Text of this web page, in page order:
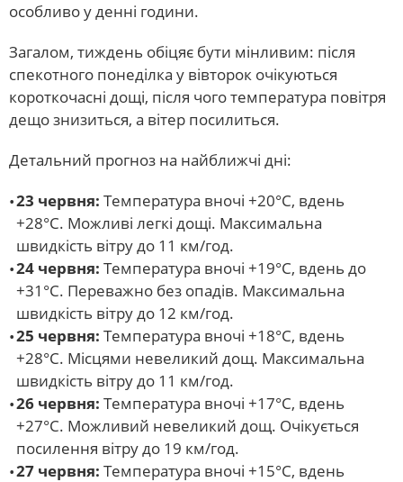
особливо у денні години.
Загалом, тиждень обіцяє бути мінливим: після
спекотного понеділка у вівторок очікуються
короткочасні дощі, після чого температура повітря
дещо знизиться, а вітер посилиться.
Детальний прогноз на найближчі дні:
23 червня: Температура вночі +20°С, вдень
+28°С. Можливі легкі дощі. Максимальна
швидкість вітру до 11 км/год.
24 червня: Температура вночі +19°С, вдень до
+31°С. Переважно без опадів. Максимальна
швидкість вітру до 12 км/год.
25 червня: Температура вночі +18°С, вдень
+28°С. Місцями невеликий дощ. Максимальна
швидкість вітру до 11 км/год.
26 червня: Температура вночі +17°С, вдень
+27°С. Можливий невеликий дощ. Очікується
посилення вітру до 19 км/год.
27 червня: Температура вночі +15°С, вдень